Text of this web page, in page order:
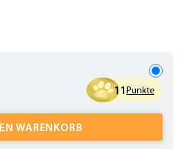
11Punkte
Wert ein
WARENKORB